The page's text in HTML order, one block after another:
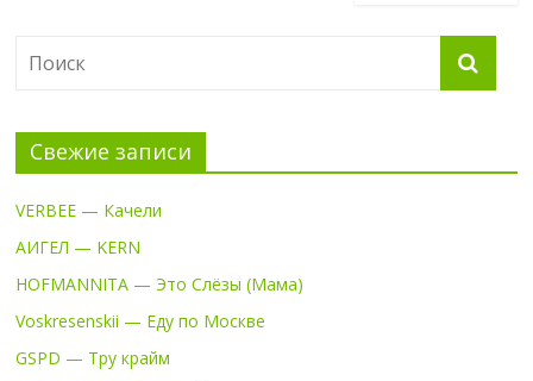
Свежие записи
VERBEE — Качели
АИГЕЛ — KERN
HOFMANNITA — Это Слёзы (Мама)
Voskresenskii — Еду по Москве
GSPD — Тру крайм